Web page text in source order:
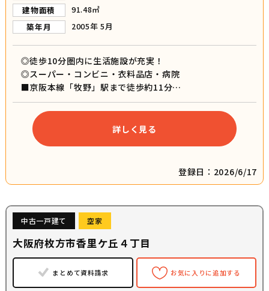
建物面積
91.48㎡
築年月
2005年 5月
◎徒歩10分圏内に生活施設が充実！
◎スーパー・コンビニ・衣料品店・病院
■京阪本線「牧野」駅まで徒歩約11分
■オール電化
■小屋裏収納あり
■ファミリーマート牧野本町店まで徒歩約3分
■トップワールド牧野店まで徒歩約6分
詳しく見る
登録日：2026/6/17
中古一戸建て 空家
大阪府枚方市香里ケ丘４丁目
まとめて資料請求 お気に入りに追加する